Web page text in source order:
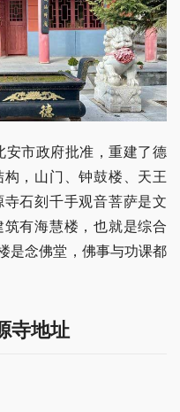
安市政府批准，重建了德
，山门、钟鼓楼、天王
石刻千手观音菩萨是文
有海慧楼，也就是综合
是念佛堂，佛事与功课都
寺地址